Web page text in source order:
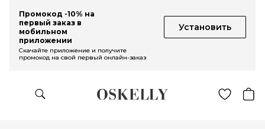
Промокод -10% на
первый заказ в
мобильном
приложении
Установить
Скачайте приложение и получите
промокод на свой первый онлайн-заказ